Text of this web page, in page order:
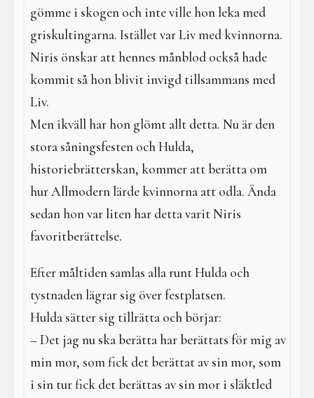
gömme i skogen och inte ville hon leka med
griskultingarna. Istället var Liv med kvinnorna.
Niris önskar att hennes månblod också hade
kommit så hon blivit invigd tillsammans med
Liv.
Men ikväll har hon glömt allt detta. Nu är den
stora såningsfesten och Hulda,
historiebrätterskan, kommer att berätta om
hur Allmodern lärde kvinnorna att odla. Ända
sedan hon var liten har detta varit Niris
favoritberättelse.
Efter måltiden samlas alla runt Hulda och
tystnaden lägrar sig över festplatsen.
Hulda sätter sig tillrätta och börjar:
– Det jag nu ska berätta har berättats för mig av
min mor, som fick det berättat av sin mor, som
i sin tur fick det berättas av sin mor i släktled